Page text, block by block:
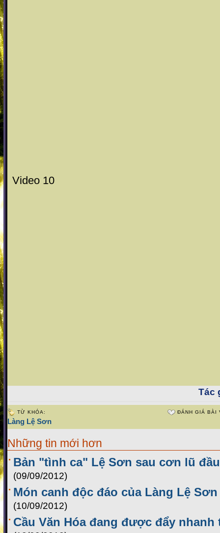
Video 10
Tác
TỪ KHÓA:
Làng Lệ Sơn
ĐÁNH GIÁ BÀI
Những tin mới hơn
Bản "tình ca" Lệ Sơn sau cơn lũ
(09/09/2012)
Món canh độc đáo của Làng Lệ
(10/09/2012)
Cầu Văn Hóa đang được đẩy